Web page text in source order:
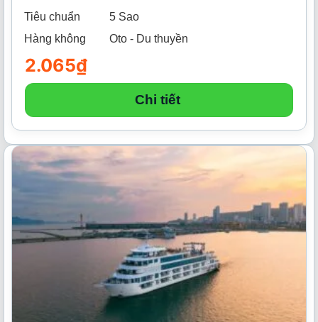
Tiêu chuẩn
5 Sao
Hàng không
Oto - Du thuyền
2.065₫
Chi tiết